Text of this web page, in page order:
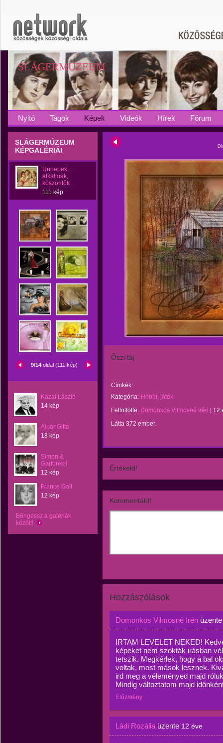
SLÁGERMÚZEUM
Nyitó Tagok Képek Videók Hírek Fórum
SLÁGERMÚZEUM
KÉPGALÉRIÁI
Ünnepek,
alkalmak,
köszöntők
111 kép
9/14 oldal (111 kép)
Kazal László
14 kép
Alpár Gitta
18 kép
Simon &
Garfunkel
12 kép
France Gall
12 kép
Böngéssz a galériák
között!
Őszi táj
Címkék:
Kategória: Hobbi, játék
Feltöltötte: Domonkos Vilmosné Irén
12
Látta 372 ember.
Értékeld!
Kommentáld!
Hozzászólások
Domonkos Vilmosné Irén
IRTAM LEVELET NEKED!
képeket nem szokták irásban
tetszik. Megkérlek, hogy a bal
voltak, most mások lesznek.
ird meg a véleményed majd
Mindig változtatom majd
Előzmény
Ládi Rozália üzente 12 éve